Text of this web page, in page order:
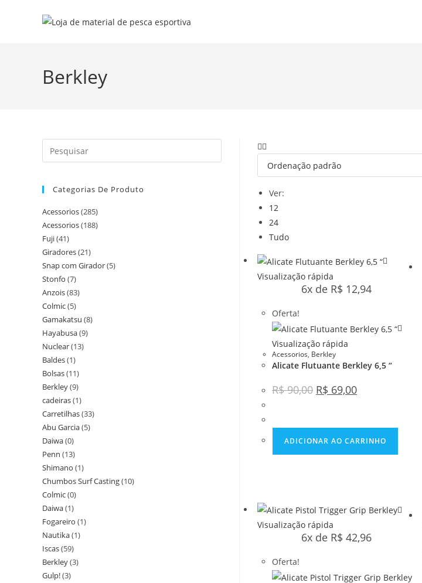
Berkley
Ver:
12
24
Tudo
Visualização rápida
6x de R$ 12,94
Oferta!
Visualização rápida
Acessorios, Berkley
Alicate Flutuante Berkley 6,5 “
R$90,00 R$ 69,00
ADICIONAR AO CARRINHO
Visualização rápida
6x de R$ 42,96
Oferta!
Categorias De Produto
Acessorios(285)
Acessorios(188)
Fuji(41)
Giradores(21)
Snap com Girador(5)
Stonfo (7)
Anzois(83)
Colmic(5)
Gamakatsu (8)
Hayabusa(9)
Nuclear(13)
Baldes(1)
Bolsas(11)
Berkley(9)
cadeiras(1)
Carretilhas(33)
Abu Garcia(5)
Daiwa(0)
Penn (13)
Shimano (1)
Chumbos Surf Casting(10)
Colmic(0)
Daiwa(1)
Fogareiro (1)
Nautika(1)
Iscas(59)
Berkley(3)
Gulp!(3)